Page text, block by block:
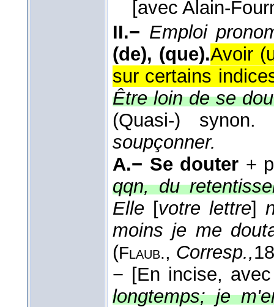
[avec Alain-
II.− Emploi
(de), (que).Avoir
sur certains
Être loin de se
(Quasi-) synon.
soupçonner.
A.− Se douter +
qqn, du
Elle [votre lettre]
moins je me
(Flaub., Corresp.,
− [En incise,
longtemps; je